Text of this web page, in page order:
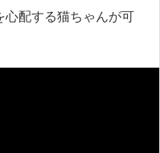
配する猫ちゃんが可